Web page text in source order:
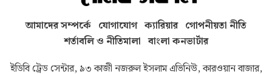
আমাদের সম্পর্কে যোগাযোগ ক্যারিয়ার গোপনীয়তা নীতি
শর্তাবলি ও নীতিমালা বাংলা কনভার্টার
ইডিবি ট্রেড সেন্টার, ৯৩ কাজী নজরুল ইসলাম এভিনিউ, কারওয়ান বাজার,